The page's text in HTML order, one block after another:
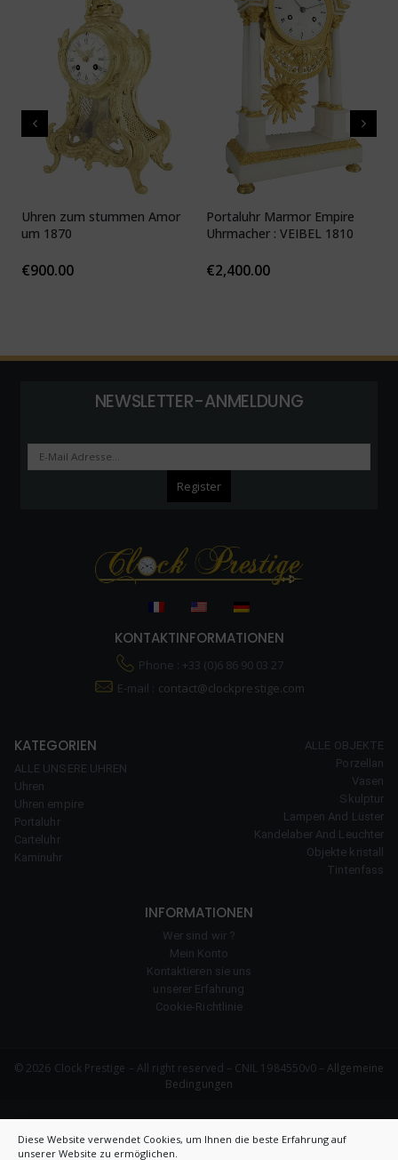
Diese Website verwendet Cookies, um Ihnen die beste Erfahrung auf
unserer Website zu ermöglichen.
Uhren zum stummen Amor
um 1870
€900.00
Portaluhr Marmor Empire
Uhrmacher : VEIBEL 1810
€2,400.00
NEWSLETTER-ANMELDUNG
KONTAKTINFORMATIONEN
Phone : +33 (0)6 86 90 03 27
E-mail : contact@clockprestige.com
KATEGORIEN
ALLE UNSERE UHREN
Uhren
Uhren empire
Portaluhr
Carteluhr
Kaminuhr
ALLE OBJEKTE
Porzellan
Vasen
Skulptur
Lampen And Lüster
Kandelaber And Leuchter
Objekte kristall
Tintenfass
INFORMATIONEN
Wer sind wir ?
Mein Konto
Kontaktieren sie uns
unserer Erfahrung
Cookie-Richtlinie
© 2026 Clock Prestige – All right reserved – CNIL 1984550v0 –Allgemeine
Bedingungen